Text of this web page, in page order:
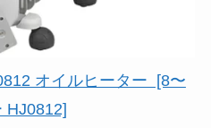
オイルヒーター [8〜
HJ0812]